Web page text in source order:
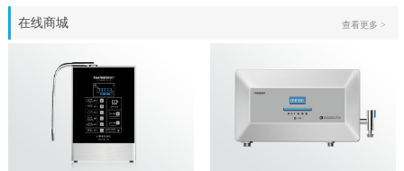
在线商城 查看更多 >